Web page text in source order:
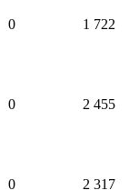
0 1 722
0 2 455
0 2 317